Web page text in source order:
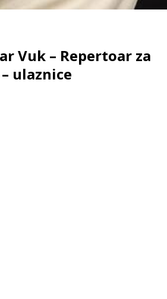
Vuk – Repertoar za
– ulaznice